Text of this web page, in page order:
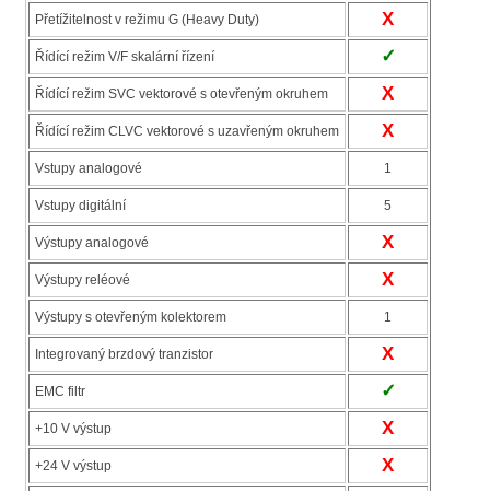
Přetížitelnost v režimu G (Heavy Duty) X
Řídící režim V/F skalární řízení ✓
Řídící režim SVC vektorové s otevřeným okruhem X
Řídící režim CLVC vektorové s uzavřeným okruhem X
Vstupy analogové 1
Vstupy digitální 5
Výstupy analogové X
Výstupy reléové X
Výstupy s otevřeným kolektorem 1
Integrovaný brzdový tranzistor X
EMC filtr ✓
+10 V výstup X
+24 V výstup X